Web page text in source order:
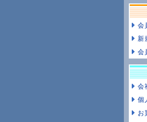
会
新
会
会
個
お